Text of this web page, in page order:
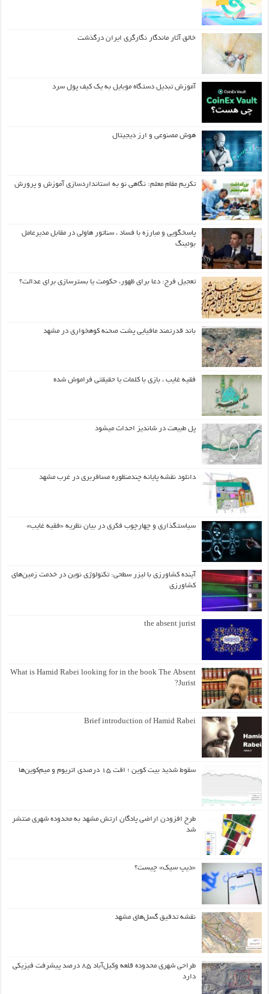
خالق آثار ماندگار نگارگری ایران درگذشت
آموزش تبدیل دستگاه موبایل به یک کیف‌ پول سرد
هوش مصنوعی و ارز دیجیتال
تکریم مقام معلم: نگاهی نو به استانداردسازی آموزش و پرورش
پاسخگویی و مبارزه با فساد ، سناتور هاولی در مقابل مدیرعامل
بوئینگ
تعجیل فرج: دعا برای ظهور، حکومت یا بسترسازی برای عدالت؟
باند قدرتمند مافیایی پشت صحنه کوهخواری در مشهد
فقیه غایب ، بازی با کلمات یا حقیقتی فراموش شده
پل طبیعت در شاندیز احداث میشود
دانلود نقشه پایانه چندمنظوره مسافربری در غرب مشهد
سیاستگذاری و چهارچوب فکری در بیان نظریه «فقیه غایب»
آینده کشاورزی با لیزر سطحی: تکنولوژی نوین در خدمت زمین‌های
کشاورزی
the absent jurist
What is Hamid Rabei looking for in the book The Absent
Jurist?
Brief introduction of Hamid Rabei
سقوط شدید بیت کوین ؛ افت ۱۵ درصدی اتریوم و میم‌کوین‌ها
طرح افزودن اراضی پادگان ارتش مشهد به محدوده شهری منتشر
شد
«دیپ سیک» چیست؟
نقشه تدقیق گسل‌های مشهد
طراحی شهری محدوده قلعه وکیل‌آباد ۸۵ درصد پیشرفت فیزیکی
دارد